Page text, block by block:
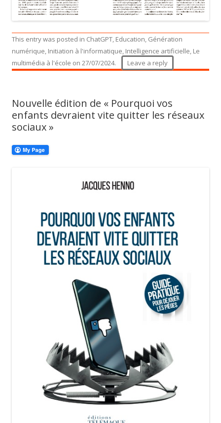
This entry was posted in ChatGPT, Education, Génération
numérique, Initiation à l'informatique, Intelligence artificielle, Le
multimédia à l'école on 27/07/2024. Leave a reply
Nouvelle édition de « Pourquoi vos
enfants devraient vite quitter les réseaux
sociaux »